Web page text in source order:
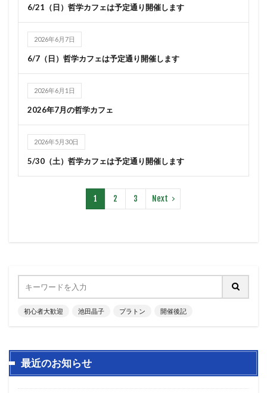
6/21（日）哲学カフェは予定通り開催します
2026年6月7日
6/7（日）哲学カフェは予定通り開催します
2026年6月1日
2026年7月の哲学カフェ
2026年5月30日
5/30（土）哲学カフェは予定通り開催します
1 2 3 Next
初心者大歓迎 池田晶子 プラトン 開催後記
最近のお知らせ